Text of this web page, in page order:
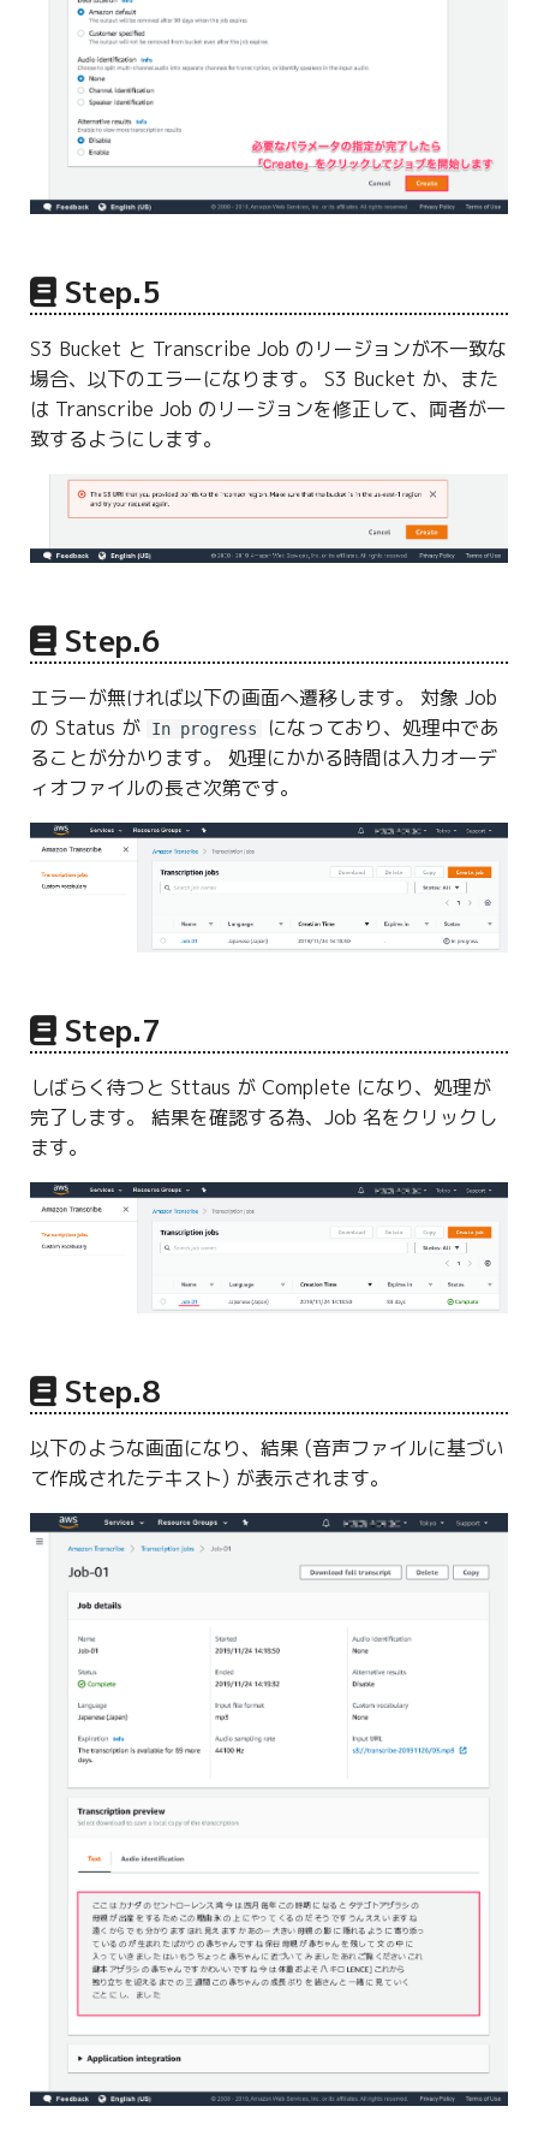
Step.5
S3 Bucket と Transcribe Job のリージョンが不一致な
場合、以下のエラーになります。 S3 Bucket か、また
は Transcribe Job のリージョンを修正して、両者が一
致するようにします。
Step.6
エラーが無ければ以下の画面へ遷移します。 対象 Job
の Status が
In progress
になっており、処理中であ
ることが分かります。 処理にかかる時間は入力オーデ
ィオファイルの長さ次第です。
Step.7
しばらく待つと Sttaus が Complete になり、処理が
完了します。 結果を確認する為、Job 名をクリックし
ます。
Step.8
以下のような画面になり、結果 (音声ファイルに基づい
て作成されたテキスト) が表示されます。